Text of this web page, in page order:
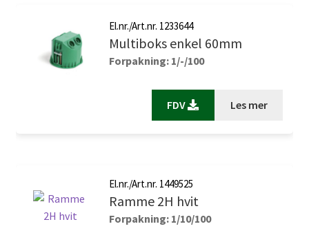
El.nr./Art.nr. 1233644
Multiboks enkel 60mm
Forpakning: 1/-/100
FDV Les mer
El.nr./Art.nr. 1449525
Ramme 2H hvit
Forpakning: 1/10/100